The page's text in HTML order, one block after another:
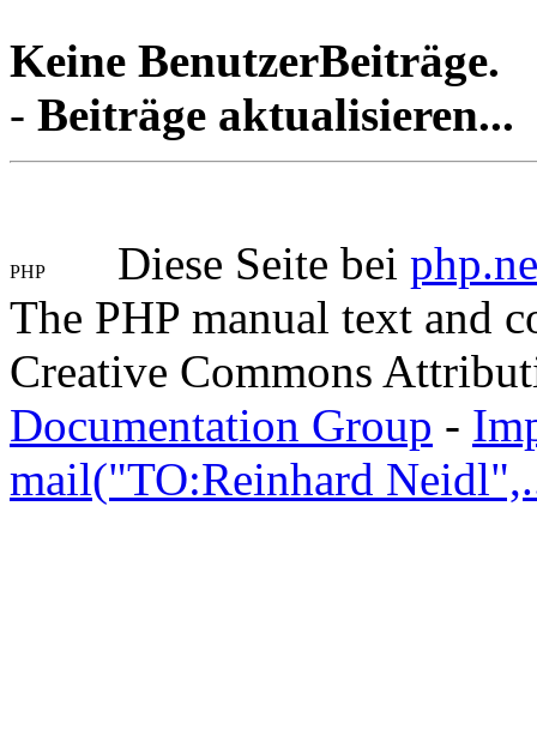
Keine BenutzerBeiträge.
- Beiträge aktualisieren...
Diese Seite bei
The PHP manual text and
Creative Commons
Documentation Group -
mail("TO:Reinhard